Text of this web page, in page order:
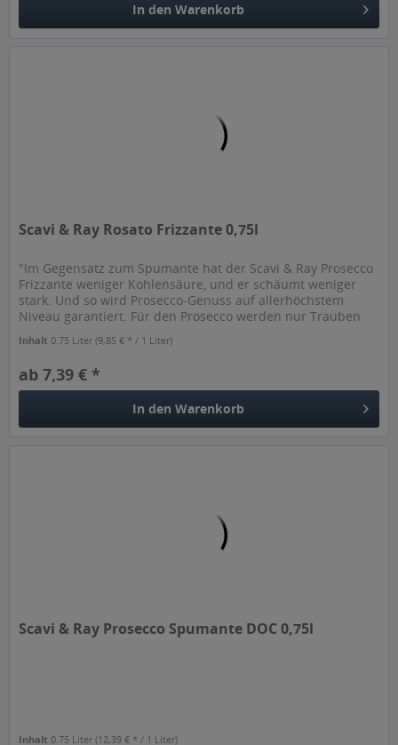
In den Warenkorb
Scavi & Ray Rosato Frizzante 0,75l
"Im Gegensatz zum Spumante hat der Scavi & Ray Prosecco
Frizzante weniger Kohlensäure, und er schäumt weniger
stark. Und so wird Prosecco-Genuss auf allerhöchstem
Niveau garantiert. Für den Prosecco werden nur Trauben
Inhalt0.75 Liter(9,85 € * / 1 Liter)
ab 7,39 € *
In den Warenkorb
Scavi & Ray Prosecco Spumante DOC 0,75l
Inhalt0.75 Liter(12,39 € * / 1 Liter)